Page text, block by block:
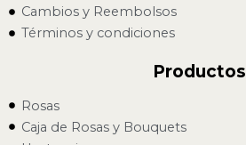
Cambios y Reembolsos
Términos y condiciones
Productos
Rosas
Caja de Rosas y Bouquets